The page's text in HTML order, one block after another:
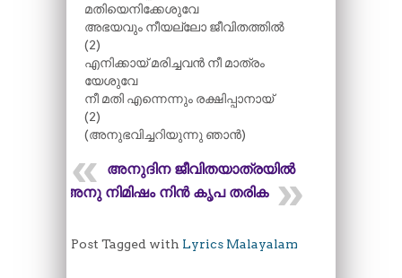
മതിയെനിക്കേശുവേ
അഭയവും നീയല്ലോ ജീവിതത്തിൽ
(2)
എനിക്കായ് മരിച്ചവൻ നീ മാത്രം
യേശുവേ
നീ മതി എന്നെന്നും രക്ഷിപ്പാനായ്
(2)
(അനുഭവിച്ചറിയുന്നു ഞാൻ)
അനുദിന ജീവിതയാത്രയിൽ
അനു നിമിഷം നിൻ കൃപ തരിക
Post Tagged with Lyrics Malayalam